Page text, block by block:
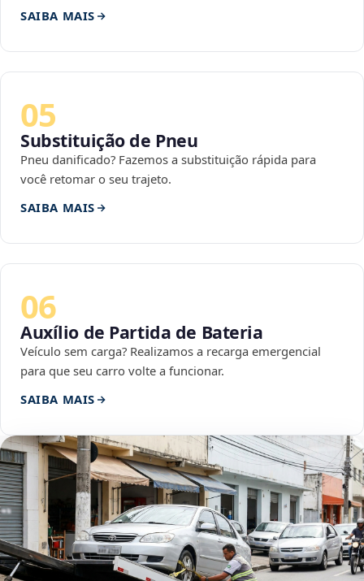
SAIBA MAIS
05
Substituição de Pneu
Pneu danificado? Fazemos a substituição rápida para
você retomar o seu trajeto.
SAIBA MAIS
06
Auxílio de Partida de Bateria
Veículo sem carga? Realizamos a recarga emergencial
para que seu carro volte a funcionar.
SAIBA MAIS